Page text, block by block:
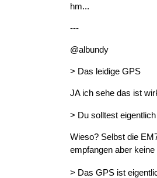
hm...
---
@albundy
> Das leidige GPS
JA ich sehe das ist
> Du solltest
Wieso? Selbst die
empfangen aber
> Das GPS ist